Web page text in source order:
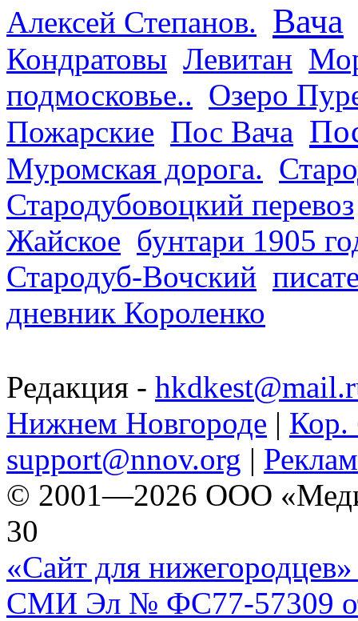
Алексей Степанов. Вача
Кондратовы Левитан
подмосковье.. Озеро
Пожарские Пос Вача
Муромская дорога.
Стародубовоцкий перевоз
Жайское бунтари 1905
Стародуб-Вочский
дневник Короленко
Редакция -
Нижнем Новгороде | Кор.
support@nnov.org |
© 2001—2026 ООО
30
«Сайт для нижегородцев»
СМИ Эл № ФС77-57309